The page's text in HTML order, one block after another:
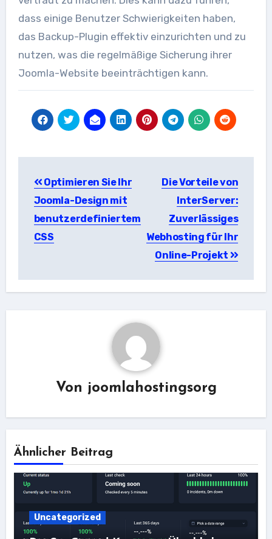
dass einige Benutzer Schwierigkeiten haben,
das Backup-Plugin effektiv einzurichten und zu
nutzen, was die regelmäßige Sicherung ihrer
Joomla-Website beeinträchtigen kann.
Optimieren Sie Ihr
Joomla-Design mit
benutzerdefiniertem
CSS
Die Vorteile von
InterServer:
Zuverlässiges
Webhosting für Ihr
Online-Projekt
Von joomlahostingsorg
Ähnlicher Beitrag
Uncategorized